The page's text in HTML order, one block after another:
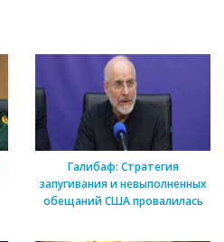
Галибаф: Стратегия
запугивания и невыполненных
обещаний США провалилась